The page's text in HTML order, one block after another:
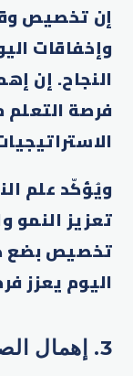
إن تخصيص
وإخفاقات
النجاح. إن
فرصة التعلم
ويُؤكّد علم
تعزيز النمو
تخصيص بضع
اليوم يعزز
3. إهمال الصحة البدنية